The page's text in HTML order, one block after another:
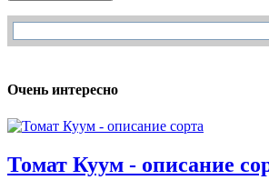
Очень интересно
Томат Куум - описание